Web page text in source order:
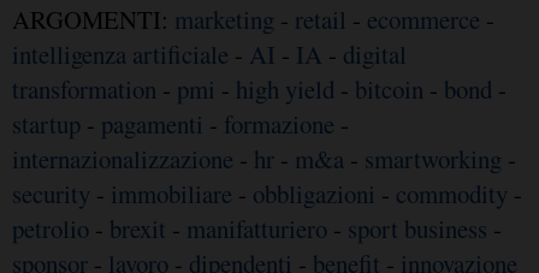
ARGOMENTI: marketing - retail - ecommerce -
intelligenza artificiale - AI - IA - digital
transformation - pmi - high yield - bitcoin - bond -
startup - pagamenti - formazione -
internazionalizzazione - hr - m&a - smartworking -
security - immobiliare - obbligazioni - commodity -
petrolio - brexit - manifatturiero - sport business -
sponsor - lavoro - dipendenti - benefit - innovazione